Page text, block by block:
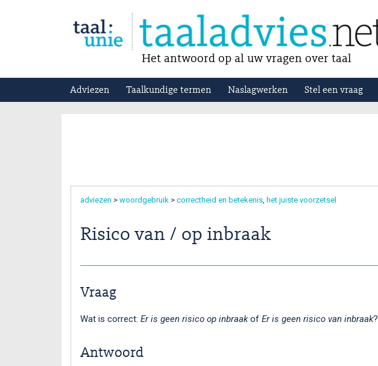
Het antwoord op al uw vragen over taal
Adviezen Taalkundige termen Naslagwerken Stel een vraag
adviezen > woordgebruik > correctheid en betekenis het juiste voorzetsel
Risico van / op inbraak
Vraag
Wat is correct: Er is geen risico op inbraakof Er is geen risico van inbraak?
Antwoord